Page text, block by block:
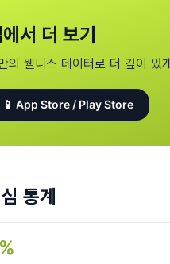
서 더 보기
의 웰니스 데이터로 더 깊이 있게
📱 App Store / Play Store
통계